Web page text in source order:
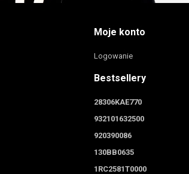
Moje konto
Logowanie
Bestsellery
28306KAE770
932101632500
920390086
130BB0635
1RC2581T0000